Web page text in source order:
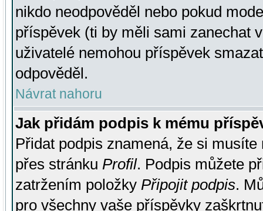
nikdo neodpověděl nebo pokud
příspěvek (ti by měli sami zanechat
uživatelé nemohou příspěvek
odpověděl.
Návrat nahoru
Jak přidám podpis k mému
Přidat podpis znamená, že si
přes stránku Profil. Podpis můžete
zatržením položky Připojit podpis.
pro všechny vaše příspěvky